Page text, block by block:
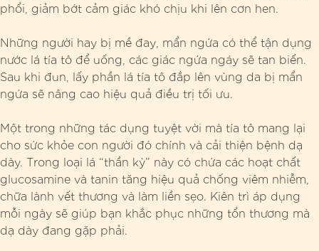
phổi, giảm bớt cảm giác khó chịu khi lên cơn hen.
Những người hay bị mề đay, mẩn ngứa có thể tận dụng
nước lá tía tô để uống, các giác ngứa ngáy sẽ tan biến.
Sau khi đun, lấy phần lá tía tô đắp lên vùng da bị mẩn
ngứa sẽ nâng cao hiệu quả điều trị tối ưu.
Một trong những tác dụng tuyệt vời mà tía tô mang lại
cho sức khỏe con người đó chính và cải thiện bệnh dạ
dày. Trong loại lá “thần kỳ” này có chứa các hoạt chất
glucosamine và tanin tăng hiệu quả chống viêm nhiễm,
chữa lành vết thương và làm liền sẹo. Kiên trì áp dụng
mỗi ngày sẽ giúp bạn khắc phục những tổn thương mà
dạ dày đang gặp phải.